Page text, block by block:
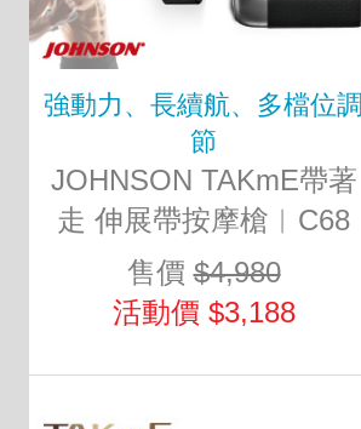
強動力、長續航、多檔位調
節
JOHNSON TAKmE帶著
走 伸展帶按摩槍︱C68
售價$4,980
活動價 $3,188